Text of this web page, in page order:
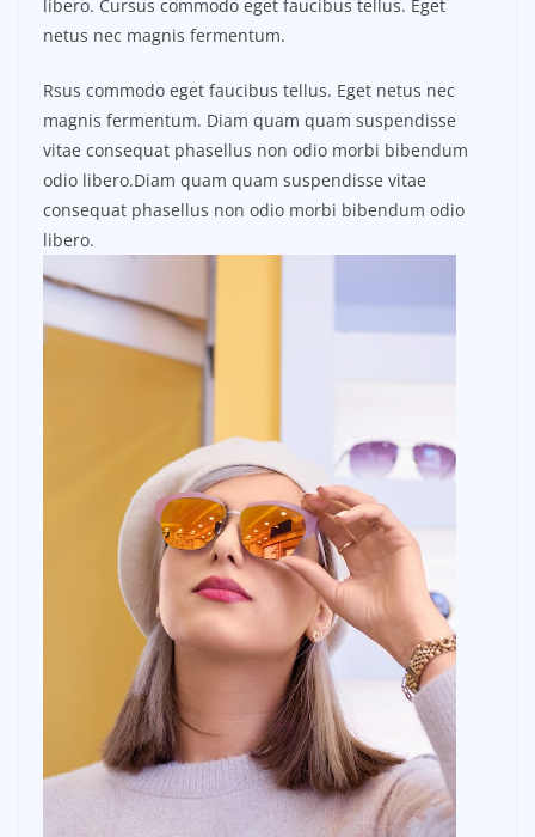
libero. Cursus commodo eget faucibus tellus. Eget
netus nec magnis fermentum.
Rsus commodo eget faucibus tellus. Eget netus nec
magnis fermentum. Diam quam quam suspendisse
vitae consequat phasellus non odio morbi bibendum
odio libero.Diam quam quam suspendisse vitae
consequat phasellus non odio morbi bibendum odio
libero.